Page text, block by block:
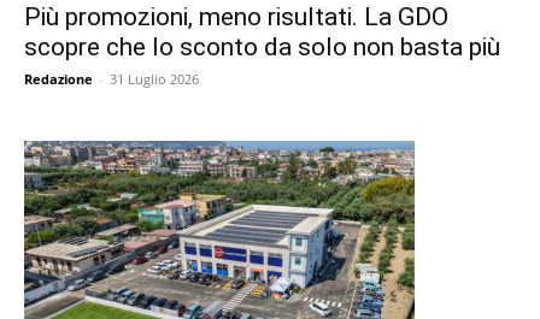
Più promozioni, meno risultati. La GDO
scopre che lo sconto da solo non basta più
Redazione - 31 Luglio 2026